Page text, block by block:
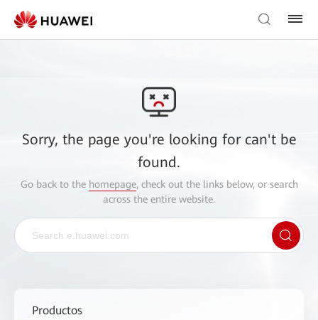
Sorry, the page you're looking for can't be
found.
Go back to the homepage, check out the links below, or search
across the entire website.
Productos